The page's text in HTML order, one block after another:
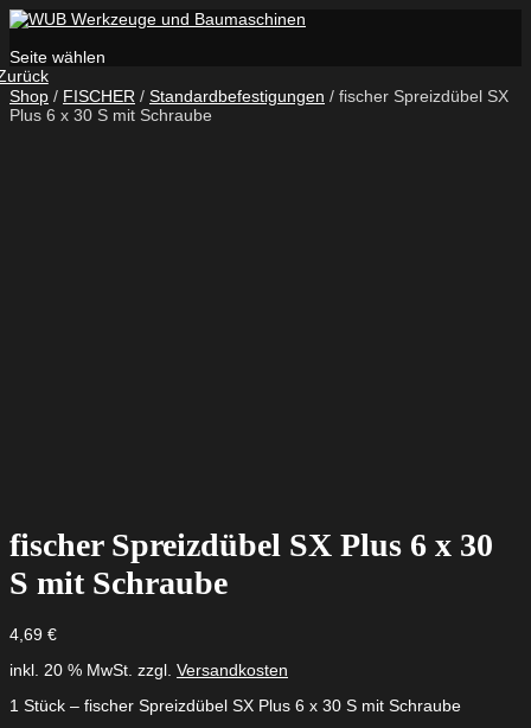
Seite wählen
Shop / FISCHER / Standardbefestigungen / fischer Spreizdübel SX
Plus 6 x 30 S mit Schraube
fischer Spreizdübel SX Plus 6 x 30
S mit Schraube
4,69 €
inkl. 20 % MwSt. zzgl. Versandkosten
1 Stück – fischer Spreizdübel SX Plus 6 x 30 S mit Schraube